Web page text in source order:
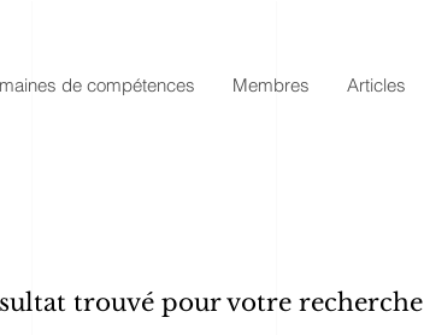
de compétences Membres Articles
trouvé pour votre recherche